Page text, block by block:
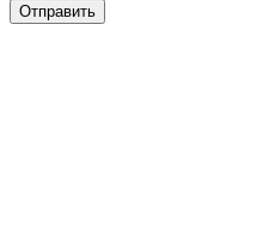
Отправить